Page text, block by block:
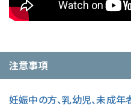
注意事項
妊娠中の方、乳幼児、未成年